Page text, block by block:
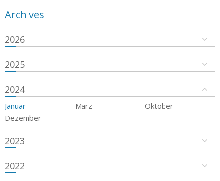
Archives
2026
2025
2024
Januar März
Oktober
Dezember
2023
2022